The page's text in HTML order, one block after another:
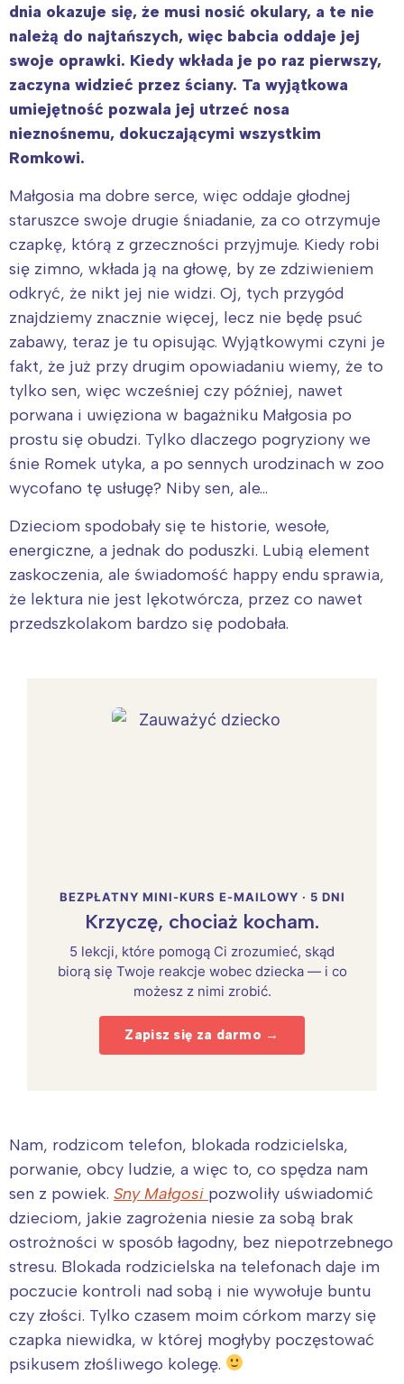
dnia okazuje się, że musi nosić okulary, a te nie
należą do najtańszych, więc babcia oddaje jej
swoje oprawki. Kiedy wkłada je po raz pierwszy,
zaczyna widzieć przez ściany. Ta wyjątkowa
umiejętność pozwala jej utrzeć nosa
nieznośnemu, dokuczającymi wszystkim
Romkowi.
Małgosia ma dobre serce, więc oddaje głodnej
staruszce swoje drugie śniadanie, za co otrzymuje
czapkę, którą z grzeczności przyjmuje. Kiedy robi
się zimno, wkłada ją na głowę, by ze zdziwieniem
odkryć, że nikt jej nie widzi. Oj, tych przygód
znajdziemy znacznie więcej, lecz nie będę psuć
zabawy, teraz je tu opisując. Wyjątkowymi czyni je
fakt, że już przy drugim opowiadaniu wiemy, że to
tylko sen, więc wcześniej czy później, nawet
porwana i uwięziona w bagażniku Małgosia po
prostu się obudzi. Tylko dlaczego pogryziony we
śnie Romek utyka, a po sennych urodzinach w zoo
wycofano tę usługę? Niby sen, ale…
Dzieciom spodobały się te historie, wesołe,
energiczne, a jednak do poduszki. Lubią element
zaskoczenia, ale świadomość happy endu sprawia,
że lektura nie jest lękotwórcza, przez co nawet
przedszkolakom bardzo się podobała.
BEZPŁATNY MINI-KURS E-MAILOWY · 5 DNI
Krzyczę, chociaż kocham.
5 lekcji, które pomogą Ci zrozumieć, skąd
biorą się Twoje reakcje wobec dziecka — i co
możesz z nimi zrobić.
Zapisz się za darmo →
Nam, rodzicom telefon, blokada rodzicielska,
porwanie, obcy ludzie, a więc to, co spędza nam
sen z powiek. Sny Małgosi pozwoliły uświadomić
dzieciom, jakie zagrożenia niesie za sobą brak
ostrożności w sposób łagodny, bez niepotrzebnego
stresu. Blokada rodzicielska na telefonach daje im
poczucie kontroli nad sobą i nie wywołuje buntu
czy złości. Tylko czasem moim córkom marzy się
czapka niewidka, w której mogłyby poczęstować
psikusem złośliwego kolegę.